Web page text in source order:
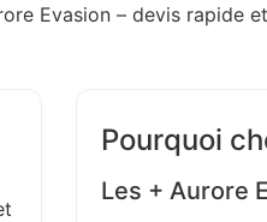
Evasion – devis rapide
Pourquoi
Les + Aurore